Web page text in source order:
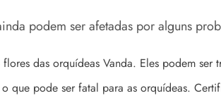
podem ser afetadas por alguns
das orquídeas Vanda. Eles podem
pode ser fatal para as orquídeas.